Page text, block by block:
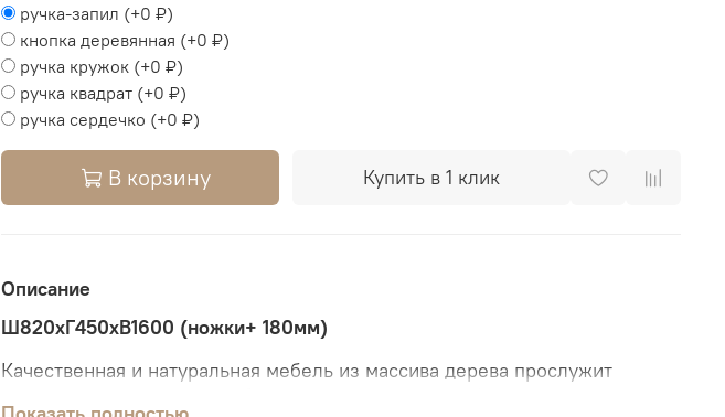
ручка-запил (+0 ₽)
кнопка деревянная (+0 ₽)
ручка кружок (+0 ₽)
ручка квадрат (+0 ₽)
ручка сердечко (+0 ₽)
В корзину Купить в 1 клик
Описание
Ш820хГ450хВ1600 (ножки+ 180мм)
Качественная и натуральная мебель из массива дерева прослужит